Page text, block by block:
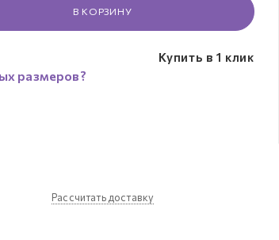
В КОРЗИНУ
Купить в 1 клик
размеров?
Рассчитать доставку